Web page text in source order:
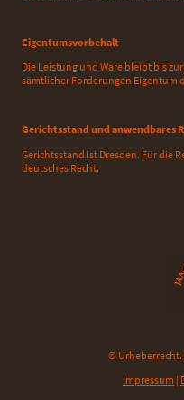
Eigentumsvorbehalt
Die Leistung und Ware bleibt bis
sämtlicher Forderungen Eigentum
Gerichtsstand und anwendbares
Gerichtsstand ist Dresden. Für die
deutsches Recht.
© Urheberrecht.
Impressum |